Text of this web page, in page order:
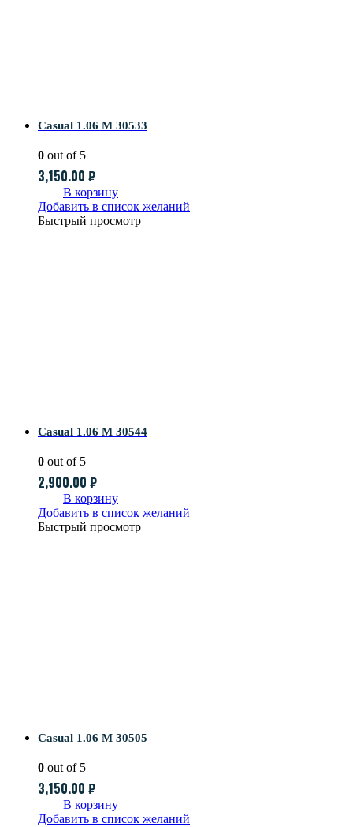
Casual 1.06 M 30533
0 out of 5
3,150.00 ₽
В корзину
Добавить в список желаний
Быстрый просмотр
Casual 1.06 M 30544
0 out of 5
2,900.00 ₽
В корзину
Добавить в список желаний
Быстрый просмотр
Casual 1.06 M 30505
0 out of 5
3,150.00 ₽
В корзину
Добавить в список желаний